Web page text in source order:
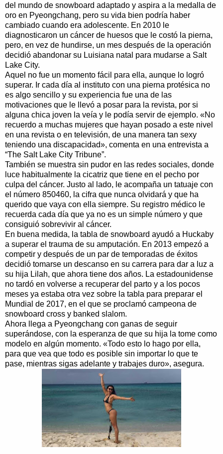
del mundo de snowboard adaptado y aspira a la medalla de
oro en Pyeongchang, pero su vida bien podría haber
cambiado cuando era adolescente. En 2010 le
diagnosticaron un cáncer de huesos que le costó la pierna,
pero, en vez de hundirse, un mes después de la operación
decidió abandonar su Luisiana natal para mudarse a Salt
Lake City.
Aquel no fue un momento fácil para ella, aunque lo logró
superar. Ir cada día al instituto con una pierna protésica no
es algo sencillo y su experiencia fue una de las
motivaciones que le llevó a posar para la revista, por si
alguna chica joven la veía y le podía servir de ejemplo. «No
recuerdo a muchas mujeres que hayan posado a este nivel
en una revista o en televisión, de una manera tan sexy
teniendo una discapacidad», comenta en una entrevista a
“The Salt Lake City Tribune”.
También se muestra sin pudor en las redes sociales, donde
luce habitualmente la cicatriz que tiene en el pecho por
culpa del cáncer. Justo al lado, le acompaña un tatuaje con
el número 850460, la cifra que nunca olvidará y que ha
querido que vaya con ella siempre. Su registro médico le
recuerda cada día que ya no es un simple número y que
consiguió sobrevivir al cáncer.
En buena medida, la tabla de snowboard ayudó a Huckaby
a superar el trauma de su amputación. En 2013 empezó a
competir y después de un par de temporadas de éxitos
decidió tomarse un descanso en su carrera para dar a luz a
su hija Lilah, que ahora tiene dos años. La estadounidense
no tardó en volverse a recuperar del parto y a los pocos
meses ya estaba otra vez sobre la tabla para preparar el
Mundial de 2017, en el que se proclamó campeona de
snowboard cross y banked slalom.
Ahora llega a Pyeongchang con ganas de seguir
superándose, con la esperanza de que su hija la tome como
modelo en algún momento. «Todo esto lo hago por ella,
para que vea que todo es posible sin importar lo que te
pase, mientras sigas adelante y trabajes duro», asegura.